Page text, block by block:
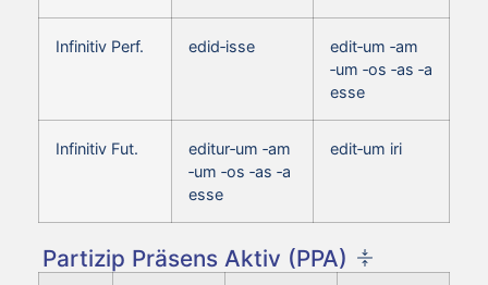
Infinitiv Perf. edid‑isse
edit‑um ‑am
‑um ‑os ‑as ‑a
esse
Infinitiv Fut.
editur‑um ‑am
‑um ‑os ‑as ‑a
esse
edit‑um iri
Partizip Präsens Aktiv (PPA)